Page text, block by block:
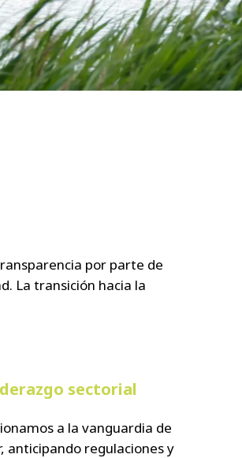
TECHNOLOGIES
por parte de
La transición hacia la
sectorial
a la vanguardia de
anticipando regulaciones y